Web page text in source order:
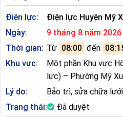
Điện lực:
Điện lực Huyện Mỹ
Ngày:
9 tháng 8 năm 2026
Thời gian: Từ 08:00 đến
Khu vực:
Một phần Khu vực
lực) – Phường Mỹ
Lý do:
Bảo trì, sửa chữa
Trạng thái:
Đã duyệt